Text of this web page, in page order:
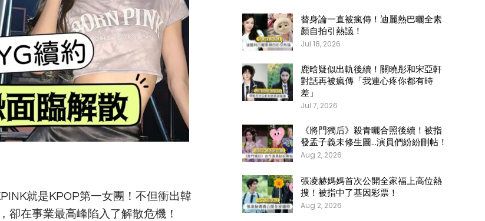
就是KPOP第一女團！不但衝出韓
卻在事業最高峰陷入了解散危機！
替身論一直被瘋傳！迪麗熱巴曬全素
顏自拍引熱議！
Jul 18, 2026
鹿晗疑似出軌後續！關曉彤和宋亞軒
對話再被瘋傳「我連心疼你都有時
差」
Jul 7, 2026
《將門獨后》殺青曬合照後續！被指
發孟子義未修生圖…演員們紛紛刪帖！
Aug 2, 2026
張凌赫媽媽首次公開全家福上高位熱
搜！被指中了基因彩票！
Aug 2, 2026